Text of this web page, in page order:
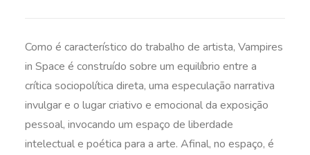
Como é característico do trabalho de artista, Vampires
in Space é construído sobre um equilíbrio entre a
crítica sociopolítica direta, uma especulação narrativa
invulgar e o lugar criativo e emocional da exposição
pessoal, invocando um espaço de liberdade
intelectual e poética para a arte. Afinal, no espaço, é